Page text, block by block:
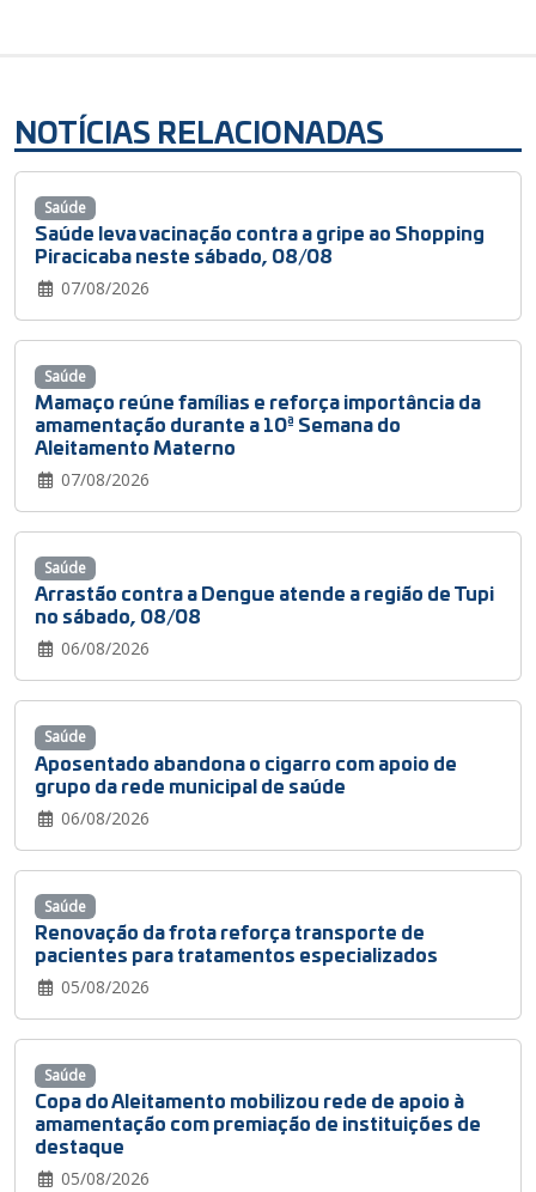
NOTÍCIAS RELACIONADAS
Saúde leva vacinação contra a gripe ao Shopping
Piracicaba neste sábado, 08/08
07/08/2026
Saúde
Mamaço reúne famílias e reforça importância da
amamentação durante a 10ª Semana do
Aleitamento Materno
07/08/2026
Saúde
Arrastão contra a Dengue atende a região de Tupi
no sábado, 08/08
06/08/2026
Saúde
Aposentado abandona o cigarro com apoio de
grupo da rede municipal de saúde
06/08/2026
Saúde
Renovação da frota reforça transporte de
pacientes para tratamentos especializados
05/08/2026
Saúde
Copa do Aleitamento mobilizou rede de apoio à
amamentação com premiação de instituições de
destaque
05/08/2026
Saúde